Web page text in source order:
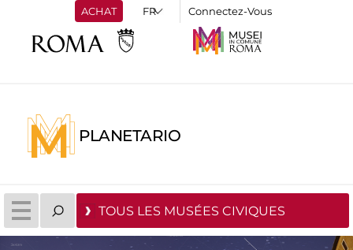
ACHAT Connectez-Vous
PLANETARIO
TOUS LES MUSÉES CIVIQUES